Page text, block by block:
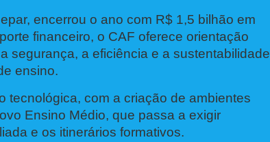
encerrou o ano com R$ 1,5 bilhão em
financeiro, o CAF oferece orientação
segurança, a eficiência e a sustentabilidade
ensino.
tecnológica, com a criação de ambientes
Ensino Médio, que passa a exigir
e os itinerários formativos.